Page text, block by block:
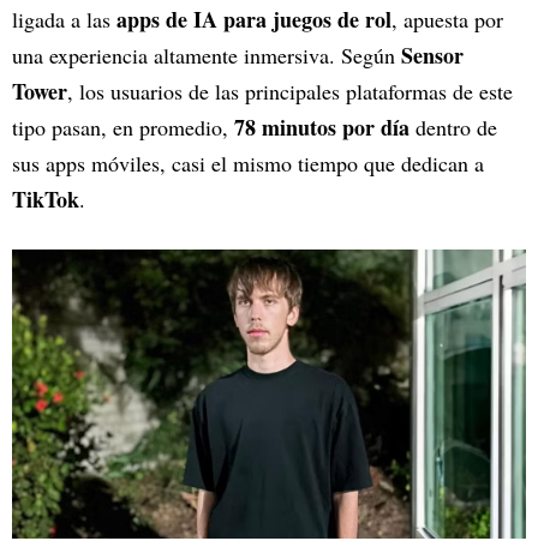
ligada a las apps de IA para juegos de rol, apuesta por
una experiencia altamente inmersiva. Según Sensor
Tower, los usuarios de las principales plataformas de este
tipo pasan, en promedio, 78 minutos por día dentro de
sus apps móviles, casi el mismo tiempo que dedican a
TikTok.